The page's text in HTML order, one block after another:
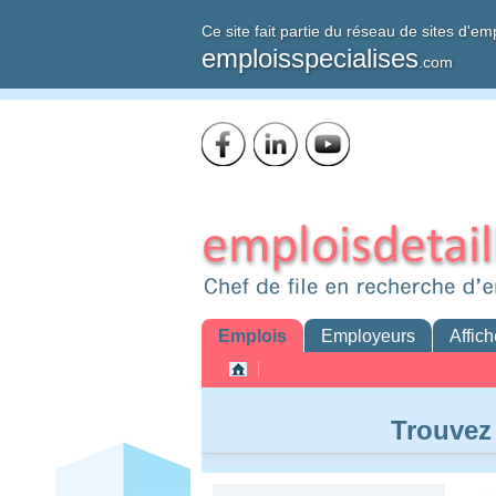
Ce site fait partie du réseau de sites
emploisspecialises .com
Emplois Employeurs